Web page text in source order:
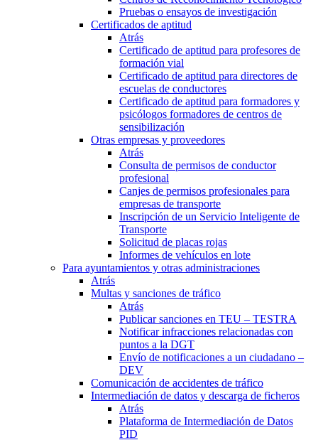
Pruebas o ensayos de investigación
Certificados de aptitud
Atrás
Certificado de aptitud para profesores de
formación vial
Certificado de aptitud para directores de
escuelas de conductores
Certificado de aptitud para formadores y
psicólogos formadores de centros de
sensibilización
Otras empresas y proveedores
Atrás
Consulta de permisos de conductor
profesional
Canjes de permisos profesionales para
empresas de transporte
Inscripción de un Servicio Inteligente de
Transporte
Solicitud de placas rojas
Informes de vehículos en lote
Para ayuntamientos y otras administraciones
Atrás
Multas y sanciones de tráfico
Atrás
Publicar sanciones en TEU – TESTRA
Notificar infracciones relacionadas con
puntos a la DGT
Envío de notificaciones a un ciudadano –
DEV
Comunicación de accidentes de tráfico
Intermediación de datos y descarga de ficheros
Atrás
Plataforma de Intermediación de Datos
PID